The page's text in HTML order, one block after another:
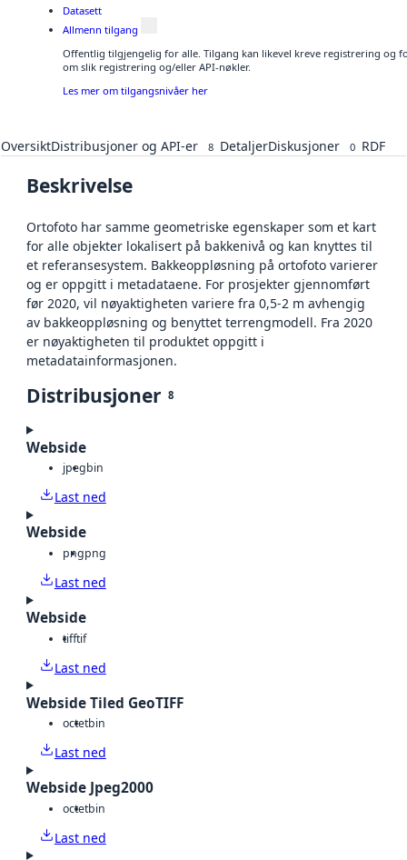
Datasett
Allmenn tilgang
Offentlig tilgjengelig for alle. Tilgang kan likevel kreve registrering og
om slik registrering og/eller API-nøkler.
Les mer om tilgangsnivåer her
OversiktDistribusjoner og API-er 8 DetaljerDiskusjoner 0 RDF
Beskrivelse
Ortofoto har samme geometriske egenskaper som et kart
for alle objekter lokalisert på bakkenivå og kan knyttes til
et referansesystem. Bakkeoppløsning på ortofoto varierer
og er oppgitt i metadataene. For prosjekter gjennomført
før 2020, vil nøyaktigheten variere fra 0,5-2 m avhengig
av bakkeoppløsning og benyttet terrengmodell. Fra 2020
er nøyaktigheten til produktet oppgitt i
metadatainformasjonen.
Distribusjoner 8
Webside
jpegbin
Last ned
Webside
pngpng
Last ned
Webside
tifftif
Last ned
Webside Tiled GeoTIFF
octetbin
Last ned
Webside Jpeg2000
octetbin
Last ned